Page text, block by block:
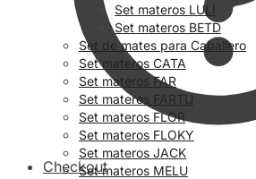
Checkout
Set materos LULI
Set materos BETD
Set de mates para Caballero
Set materos CATA
Set materos FAR
Set materos FARTU
Set materos FLOR
Set materos FLOKY
Set materos JACK
Set materos MELU